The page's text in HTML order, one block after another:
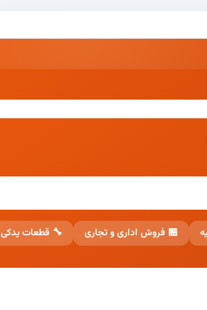
🏪 فروش اداری و تجاری 🔧 قطعات یدکی